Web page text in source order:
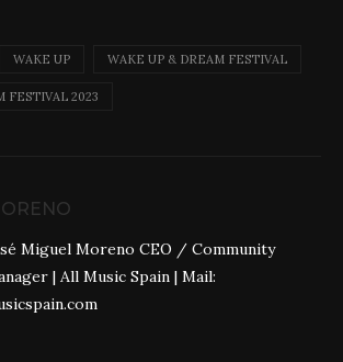
WAKE UP WAKE UP & DREAM FESTIVAL
FESTIVAL 2023
Miguel Moreno CEO / Community
| All Music Spain | Mail: